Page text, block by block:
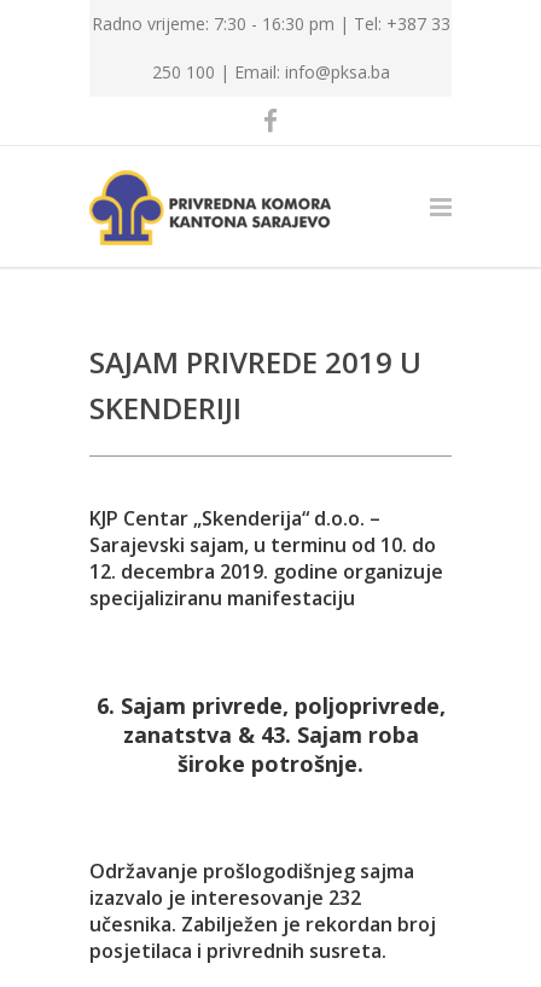
Radno vrijeme: 7:30 - 16:30 pm | Tel: +387 33
250 100 | Email: info@pksa.ba
SAJAM PRIVREDE 2019 U
SKENDERIJI
KJP Centar „Skenderija“ d.o.o. –
Sarajevski sajam, u terminu od 10. do
12. decembra 2019. godine organizuje
specijaliziranu manifestaciju
6. Sajam privrede, poljoprivrede,
zanatstva & 43. Sajam roba
široke potrošnje.
Održavanje prošlogodišnjeg sajma
izazvalo je interesovanje 232
učesnika. Zabilježen je rekordan broj
posjetilaca i privrednih susreta.